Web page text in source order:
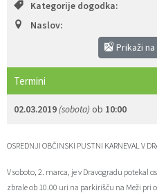
Kategorije dogodka:
Naslov:
Prikaži
Termini
02.03.2019 (sobota) ob 10:00
OSREDNJI OBČINSKI PUSTNI KARNEVAL V
V soboto, 2. marca, je v Dravogradu potekal
zbrale ob 10.00 uri na parkirišču na Meži pri
Zaščita prijaviteljev
Katalog informacij javnega
Fotogalerija
Svet koroške regije
Javni razpisi in objave
Lokalne volitve
Izleti in poti
3D predstavitev občine